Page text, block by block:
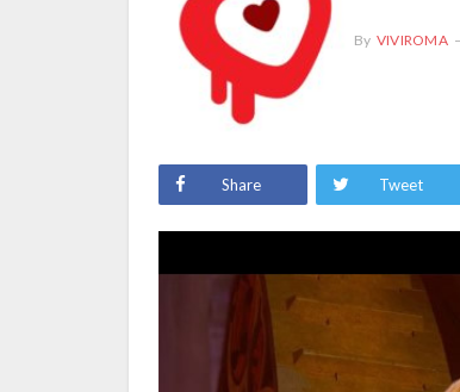
By VIVIROMA
Share Tweet